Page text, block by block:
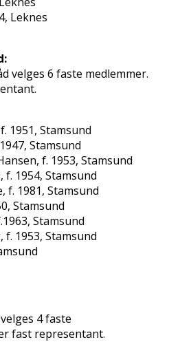
Leknes
velges 6 faste medlemmer.
1951, Stamsund
Stamsund
f. 1953, Stamsund
1954, Stamsund
f. 1981, Stamsund
Stamsund
Stamsund
f. 1953, Stamsund
4 faste
fast representant.